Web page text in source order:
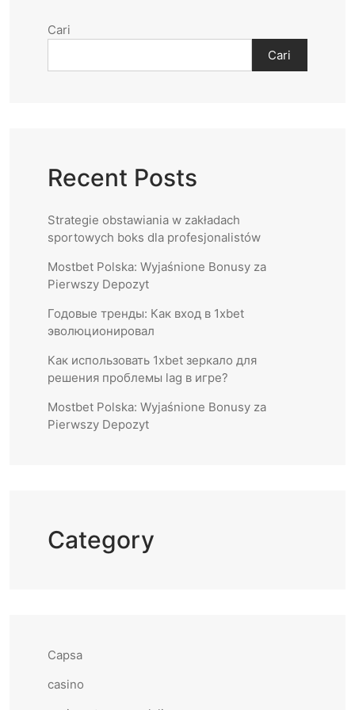
Cari
Cari
Recent Posts
Strategie obstawiania w zakładach
sportowych boks dla profesjonalistów
Mostbet Polska: Wyjaśnione Bonusy za
Pierwszy Depozyt
Годовые тренды: Как вход в 1xbet
эволюционировал
Как использовать 1xbet зеркало для
решения проблемы lag в игре?
Mostbet Polska: Wyjaśnione Bonusy za
Pierwszy Depozyt
Category
Capsa
casino